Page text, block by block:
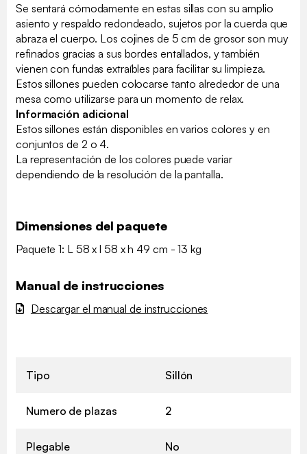
Se sentará cómodamente en estas sillas con su amplio
asiento y respaldo redondeado, sujetos por la cuerda que
abraza el cuerpo. Los cojines de 5 cm de grosor son muy
refinados gracias a sus bordes entallados, y también
vienen con fundas extraíbles para facilitar su limpieza.
Estos sillones pueden colocarse tanto alrededor de una
mesa como utilizarse para un momento de relax.
Información adicional
Estos sillones están disponibles en varios colores y en
conjuntos de 2 o 4.
La representación de los colores puede variar
dependiendo de la resolución de la pantalla.
Dimensiones del paquete
Paquete 1: L 58 x l 58 x h 49 cm - 13 kg
Manual de instrucciones
Descargar el manual de instrucciones
Tipo Sillón
Numero de plazas 2
Plegable No